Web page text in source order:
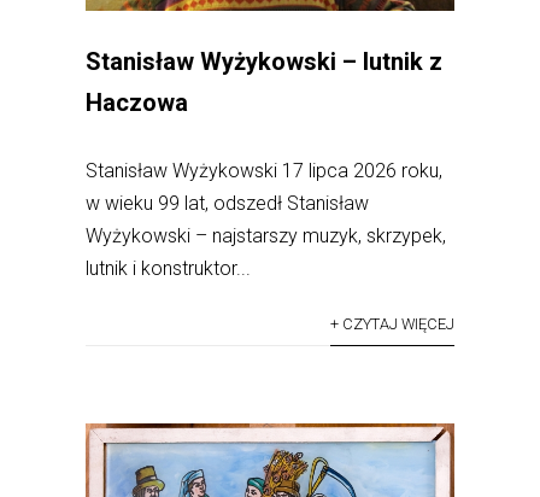
Stanisław Wyżykowski – lutnik z
Haczowa
Stanisław Wyżykowski 17 lipca 2026 roku,
w wieku 99 lat, odszedł Stanisław
Wyżykowski – najstarszy muzyk, skrzypek,
lutnik i konstruktor...
+ CZYTAJ WIĘCEJ